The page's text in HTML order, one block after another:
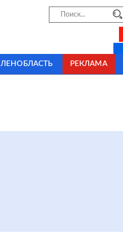
ЛЕНОБЛАСТЬ РЕКЛАМА